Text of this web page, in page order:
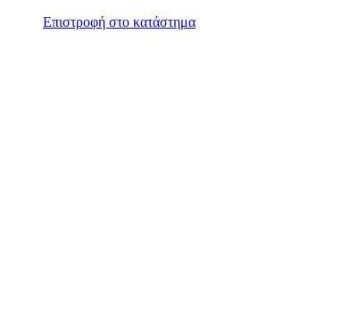
Επιστροφή στο κατάστημα